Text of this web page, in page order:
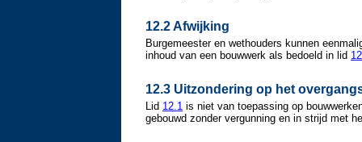
12.2 Afwijking
Burgemeester en wethouders kunnen
inhoud van een bouwwerk als bedoeld in lid
12.3 Uitzondering op het
Lid 12.1 is niet van toepassing op
gebouwd zonder vergunning en in strijd met